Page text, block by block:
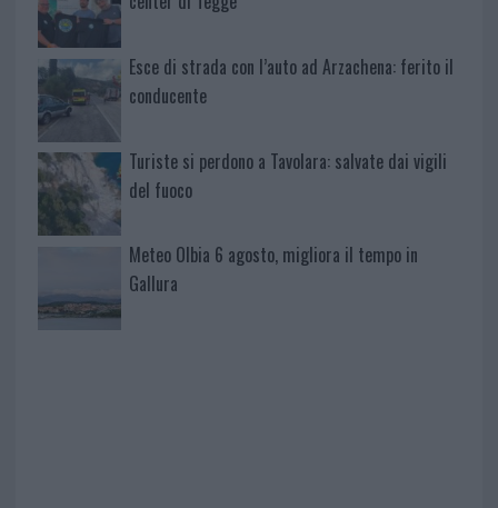
Esce di strada con l’auto ad Arzachena: ferito il
conducente
Turiste si perdono a Tavolara: salvate dai vigili
del fuoco
Meteo Olbia 6 agosto, migliora il tempo in
Gallura